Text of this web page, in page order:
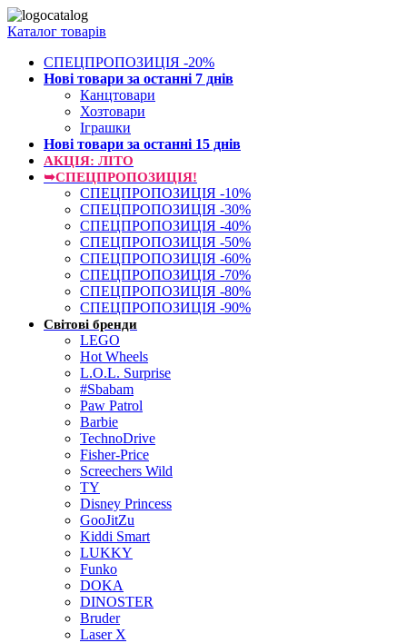
Каталог товарів
СПЕЦПРОПОЗИЦІЯ -20%
Нові товари за останнi 7 днiв
Канцтовари
Хозтовари
Іграшки
Нові товари за останнi 15 днiв
АКЦІЯ: ЛІТО
➥СПЕЦПРОПОЗИЦІЯ!
СПЕЦПРОПОЗИЦІЯ -10%
СПЕЦПРОПОЗИЦІЯ -30%
СПЕЦПРОПОЗИЦІЯ -40%
СПЕЦПРОПОЗИЦІЯ -50%
СПЕЦПРОПОЗИЦІЯ -60%
СПЕЦПРОПОЗИЦІЯ -70%
СПЕЦПРОПОЗИЦІЯ -80%
СПЕЦПРОПОЗИЦІЯ -90%
Світові бренди
LEGO
Hot Wheels
L.O.L. Surprise
#Sbabam
Paw Patrol
Barbie
TechnoDrive
Fisher-Price
Screechers Wild
TY
Disney Princess
GooJitZu
Kiddi Smart
LUKKY
Funko
DOKA
DINOSTER
Bruder
Laser X